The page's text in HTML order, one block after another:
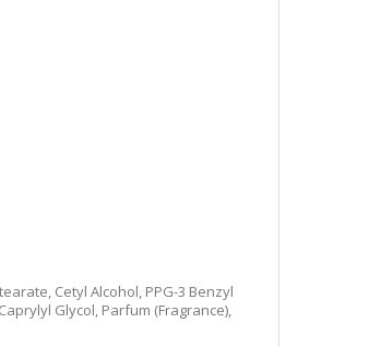
Cetyl Alcohol, PPG-3 Benzyl
Glycol, Parfum (Fragrance),